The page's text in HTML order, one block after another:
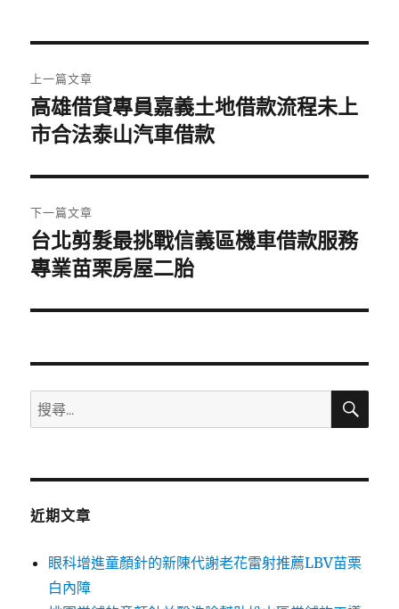
章
導
覽
上一篇文章
上
一
文
章:
高雄借貸專員嘉義土地借款流程未上
市合法泰山汽車借款
下一篇文章
下
一
文
台北剪髮最挑戰信義區機車借款服務
專業苗栗房屋二胎
搜
尋
鍵
搜
近期文章
眼科增進童顏針的新陳代謝老花雷射推薦LBV苗栗
白內障